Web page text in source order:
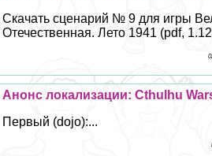
Скачать сценарий № 9 для игры
Отечественная. Лето 1941 (pdf,
Анонс локализации: Cthulhu
Первый (dojo):...